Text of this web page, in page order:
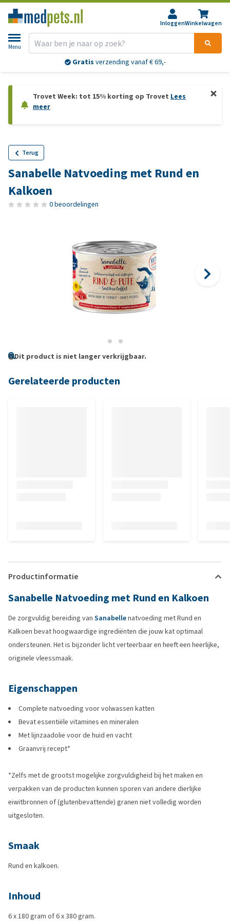
InloggenWinkelwagen
Menu
Gratis verzending vanaf € 69,-
Trovet Week: tot 15% korting op Trovet Lees
meer
Terug
Sanabelle Natvoeding met Rund en
Kalkoen
0 beoordelingen
Dit product is niet langer verkrijgbaar.
Gerelateerde producten
Productinformatie
Sanabelle Natvoeding met Rund en Kalkoen
De zorgvuldig bereiding van Sanabellenatvoeding met Rund en
Kalkoen bevat hoogwaardige ingrediënten die jouw kat optimaal
ondersteunen. Het is bijzonder licht verteerbaar en heeft een heerlijke,
originele vleessmaak.
Eigenschappen
Complete natvoeding voor volwassen katten
Bevat essentiële vitamines en mineralen
Met lijnzaadolie voor de huid en vacht
Graanvrij recept*
*Zelfs met de grootst mogelijke zorgvuldigheid bij het maken en
verpakken van de producten kunnen sporen van andere dierlijke
eiwitbronnen of (glutenbevattende) granen niet volledig worden
uitgesloten.
Smaak
Rund en kalkoen.
Inhoud
6 x 180 gram of 6 x 380 gram.